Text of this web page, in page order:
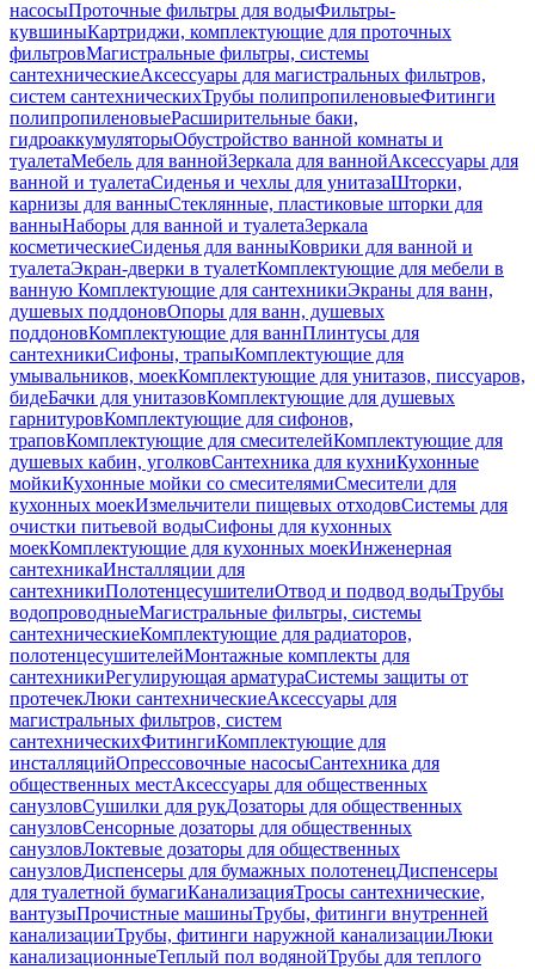
насосыПроточные фильтры для водыФильтры-
кувшиныКартриджи, комплектующие для проточных
фильтровМагистральные фильтры, системы
сантехническиеАксессуары для магистральных фильтров,
систем сантехническихТрубы полипропиленовыеФитинги
полипропиленовыеРасширительные баки,
гидроаккумуляторыОбустройство ванной комнаты и
туалетаМебель для ваннойЗеркала для ваннойАксессуары для
ванной и туалетаСиденья и чехлы для унитазаШторки,
карнизы для ванныСтеклянные, пластиковые шторки для
ванныНаборы для ванной и туалетаЗеркала
косметическиеСиденья для ванныКоврики для ванной и
туалетаЭкран-дверки в туалетКомплектующие для мебели в
ванную Комплектующие для сантехникиЭкраны для ванн,
душевых поддоновОпоры для ванн, душевых
поддоновКомплектующие для ваннПлинтусы для
сантехникиСифоны, трапыКомплектующие для
умывальников, моекКомплектующие для унитазов, писсуаров,
бидеБачки для унитазовКомплектующие для душевых
гарнитуровКомплектующие для сифонов,
траповКомплектующие для смесителейКомплектующие для
душевых кабин, уголковСантехника для кухниКухонные
мойкиКухонные мойки со смесителямиСмесители для
кухонных моекИзмельчители пищевых отходовСистемы для
очистки питьевой водыСифоны для кухонных
моекКомплектующие для кухонных моекИнженерная
сантехникаИнсталляции для
сантехникиПолотенцесушителиОтвод и подвод водыТрубы
водопроводныеМагистральные фильтры, системы
сантехническиеКомплектующие для радиаторов,
полотенцесушителейМонтажные комплекты для
сантехникиРегулирующая арматураСистемы защиты от
протечекЛюки сантехническиеАксессуары для
магистральных фильтров, систем
сантехническихФитингиКомплектующие для
инсталляцийОпрессовочные насосыСантехника для
общественных местАксессуары для общественных
санузловСушилки для рукДозаторы для общественных
санузловСенсорные дозаторы для общественных
санузловЛоктевые дозаторы для общественных
санузловДиспенсеры для бумажных полотенецДиспенсеры
для туалетной бумагиКанализацияТросы сантехнические,
вантузыПрочистные машиныТрубы, фитинги внутренней
канализацииТрубы, фитинги наружной канализацииЛюки
канализационныеТеплый пол водянойТрубы для теплого